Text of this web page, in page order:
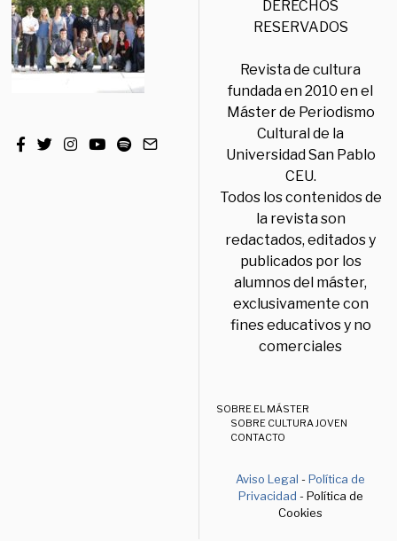
DERECHOS
RESERVADOS
Revista de cultura
fundada en 2010 en el
Máster de Periodismo
Cultural de la
Universidad San Pablo
CEU.
Todos los contenidos de
la revista son
redactados, editados y
publicados por los
alumnos del máster,
exclusivamente con
fines educativos y no
comerciales
SOBRE EL MÁSTER
SOBRE CULTURA JOVEN
CONTACTO
Aviso Legal -Política de
Privacidad - Política de
Cookies